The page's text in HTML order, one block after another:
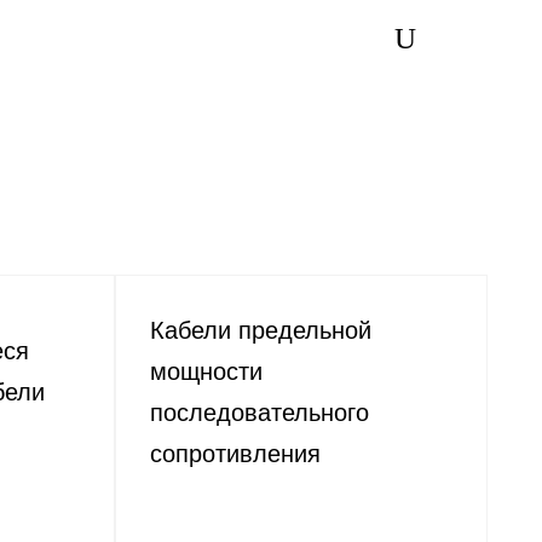
Кабели предельной
мощности
последовательного
сопротивления